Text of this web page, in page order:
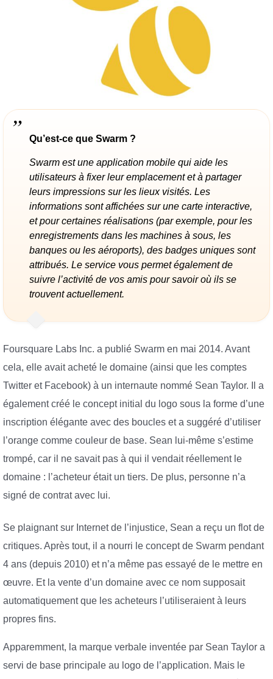
Qu’est-ce que Swarm ?
Swarm est une application mobile qui aide les
utilisateurs à fixer leur emplacement et à partager
leurs impressions sur les lieux visités. Les
informations sont affichées sur une carte interactive,
et pour certaines réalisations (par exemple, pour les
enregistrements dans les machines à sous, les
banques ou les aéroports), des badges uniques sont
attribués. Le service vous permet également de
suivre l’activité de vos amis pour savoir où ils se
trouvent actuellement.
Foursquare Labs Inc. a publié Swarm en mai 2014. Avant
cela, elle avait acheté le domaine (ainsi que les comptes
Twitter et Facebook) à un internaute nommé Sean Taylor. Il a
également créé le concept initial du logo sous la forme d’une
inscription élégante avec des boucles et a suggéré d’utiliser
l’orange comme couleur de base. Sean lui-même s’estime
trompé, car il ne savait pas à qui il vendait réellement le
domaine : l’acheteur était un tiers. De plus, personne n’a
signé de contrat avec lui.
Se plaignant sur Internet de l’injustice, Sean a reçu un flot de
critiques. Après tout, il a nourri le concept de Swarm pendant
4 ans (depuis 2010) et n’a même pas essayé de le mettre en
œuvre. Et la vente d’un domaine avec ce nom supposait
automatiquement que les acheteurs l’utiliseraient à leurs
propres fins.
Apparemment, la marque verbale inventée par Sean Taylor a
servi de base principale au logo de l’application. Mais le